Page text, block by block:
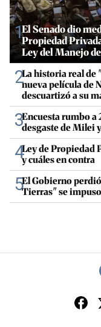
1El Senado dio
Propiedad
Ley del Manejo
2La historia real de
nueva película de
descuartizó a su
3Encuesta rumbo
desgaste de Milei
4Ley de Propiedad
y cuáles en contra
5El Gobierno
Tierras" se